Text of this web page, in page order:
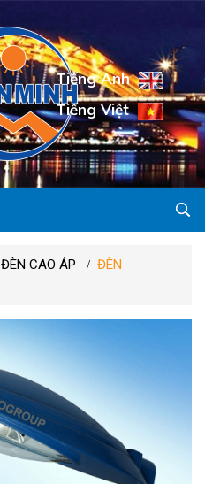
Tiếng Anh
Tiếng Việt
ĐÈN CAO ÁP
ĐÈN